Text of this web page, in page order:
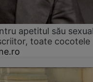
apetitul său
toate cocotele